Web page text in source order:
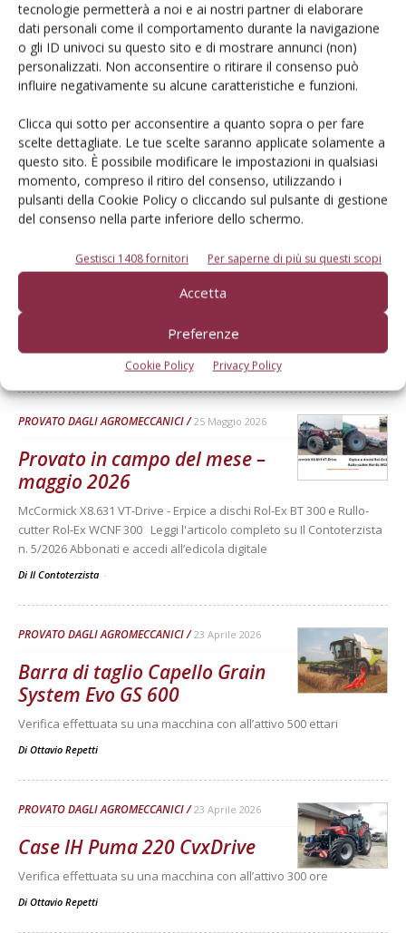
tecnologie permetterà a noi e ai nostri partner di elaborare
dati personali come il comportamento durante la navigazione
o gli ID univoci su questo sito e di mostrare annunci (non)
personalizzati. Non acconsentire o ritirare il consenso può
influire negativamente su alcune caratteristiche e funzioni.
Clicca qui sotto per acconsentire a quanto sopra o per fare
scelte dettagliate. Le tue scelte saranno applicate solamente a
questo sito. È possibile modificare le impostazioni in qualsiasi
momento, compreso il ritiro del consenso, utilizzando i
pulsanti della Cookie Policy o cliccando sul pulsante di gestione
del consenso nella parte inferiore dello schermo.
Gestisci 1408 fornitori Per saperne di più su questi scopi
Accetta
Preferenze
Cookie Policy Privacy Policy
Dalla stessa categoria
PROVATO DAGLI AGROMECCANICI 25 Maggio 2026
McCormick X8.631 VT-Drive
Verifica effettuata su una macchina con all’attivo 300 ore
Di Ottavio Repetti -
Erpice a dischi Rol-Ex BT 300 e
rullo-cutter Rol-Ex WCNF 300
Verifica effettuata su una macchina con all’attivo una stagione
PROVATO DAGLI AGROMECCANICI 25 Maggio 2026
Provato in campo del mese –
maggio 2026
McCormick X8.631 VT-Drive - Erpice a dischi Rol-Ex BT 300 e Rullo-
cutter Rol-Ex WCNF 300 Leggi l'articolo completo su Il Contoterzista
n. 5/2026 Abbonati e accedi all’edicola digitale
Di Il Contoterzista -
PROVATO DAGLI AGROMECCANICI 23 Aprile 2026
Barra di taglio Capello Grain
System Evo GS 600
Verifica effettuata su una macchina con all’attivo 500 ettari
Di Ottavio Repetti
PROVATO DAGLI AGROMECCANICI 23 Aprile 2026
Case IH Puma 220 CvxDrive
Verifica effettuata su una macchina con all’attivo 300 ore
Di Ottavio Repetti